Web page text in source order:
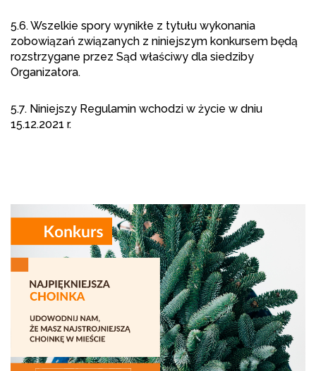
5.6. Wszelkie spory wynikłe z tytułu wykonania
zobowiązań związanych z niniejszym konkursem będą
rozstrzygane przez Sąd właściwy dla siedziby
Organizatora.
5.7. Niniejszy Regulamin wchodzi w życie w dniu
15.12.2021 r.